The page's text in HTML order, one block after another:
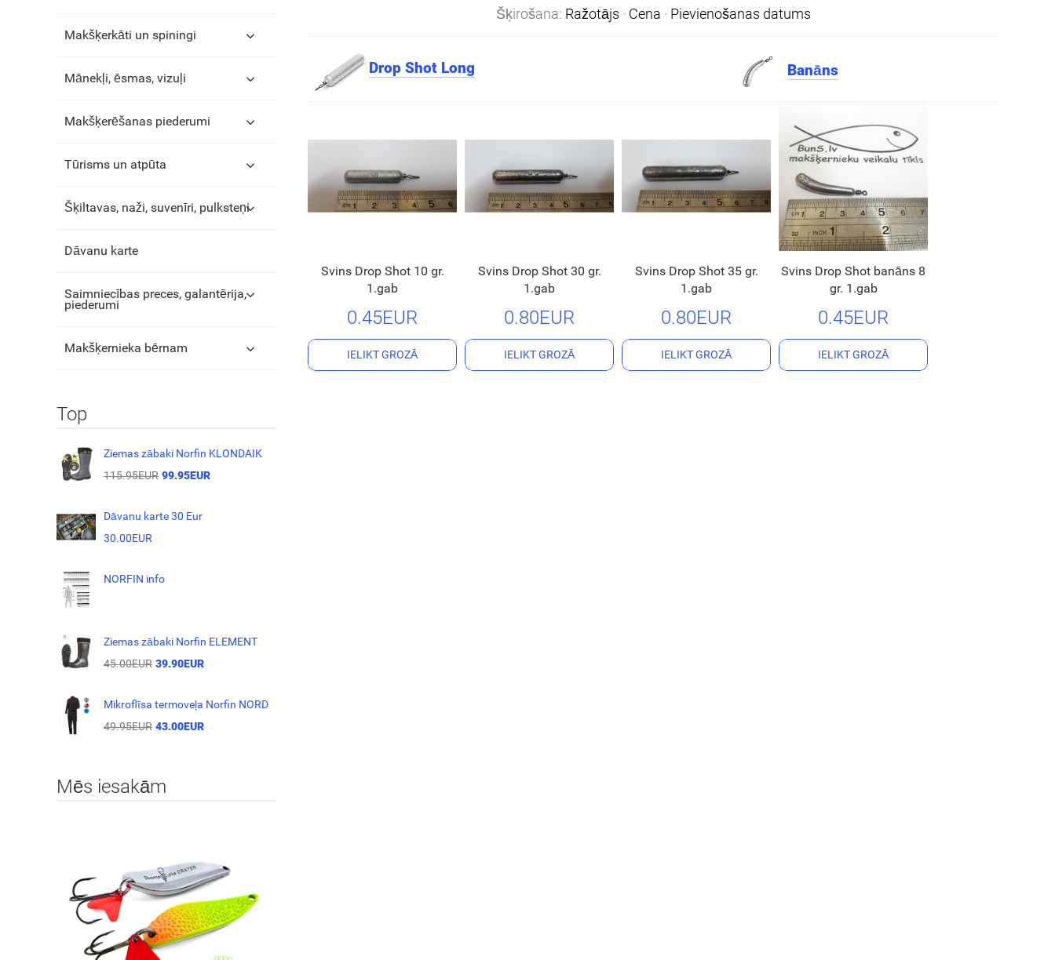
Šķirošana: Ražotājs · Cena · Pievienošanas datums
Drop Shot Long Banāns
Svins Drop Shot 10 gr.
1.gab
0.45EUR
IELIKT GROZĀ
Svins Drop Shot 30 gr.
1.gab
0.80EUR
IELIKT GROZĀ
Svins Drop Shot 35 gr.
1.gab
0.80EUR
IELIKT GROZĀ
Svins Drop Shot banāns 8
gr. 1.gab
0.45EUR
IELIKT GROZĀ
Makšķerkāti un spiningi
Mānekļi, ēsmas, vizuļi
Makšķerēšanas piederumi
Tūrisms un atpūta
Šķiltavas, naži, suvenīri, pulksteņi
Dāvanu karte
Saimniecības preces, galantērija,
piederumi
Makšķernieka bērnam
Top
Ziemas zābaki Norfin KLONDAIK
115.95EUR 99.95EUR
Dāvanu karte 30 Eur
30.00EUR
NORFIN info
Ziemas zābaki Norfin ELEMENT
45.00EUR 39.90EUR
Mikroflīsa termoveļa Norfin NORD
49.95EUR 43.00EUR
Mēs iesakām